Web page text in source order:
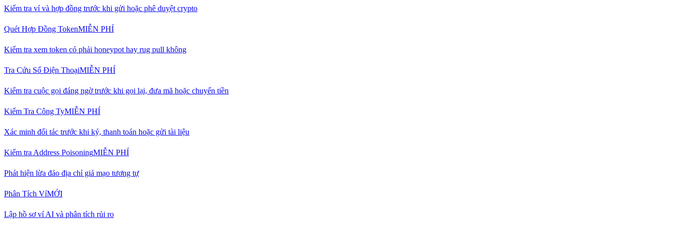
Kiểm tra ví và hợp đồng trước khi gửi hoặc phê duyệt crypto
Quét Hợp Đồng TokenMIỄN PHÍ
Kiểm tra xem token có phải honeypot hay rug pull không
Tra Cứu Số Điện ThoạiMIỄN PHÍ
Kiểm tra cuộc gọi đáng ngờ trước khi gọi lại, đưa mã hoặc chuyển tiền
Kiểm Tra Công TyMIỄN PHÍ
Xác minh đối tác trước khi ký, thanh toán hoặc gửi tài liệu
Kiểm tra Address PoisoningMIỄN PHÍ
Phát hiện lừa đảo địa chỉ giả mạo tương tự
Phân Tích VíMỚI
Lập hồ sơ ví AI và phân tích rủi ro